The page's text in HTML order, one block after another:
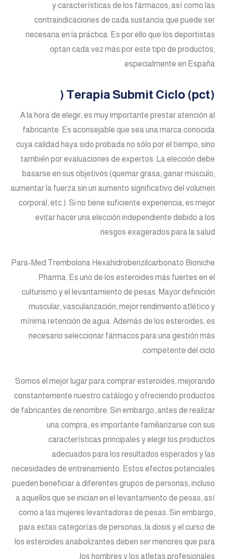
y características de los fármacos, así como las
contraindicaciones de cada sustancia que puede ser
necesaria en la práctica. Es por ello que los deportistas
optan cada vez más por este tipo de productos,
especialmente en España.
Terapia Submit Ciclo (pct) (
A la hora de elegir, es muy importante prestar atención al
fabricante. Es aconsejable que sea una marca conocida
cuya calidad haya sido probada no sólo por el tiempo, sino
también por evaluaciones de expertos. La elección debe
basarse en sus objetivos (quemar grasa, ganar músculo,
aumentar la fuerza sin un aumento significativo del volumen
corporal, etc.). Si no tiene suficiente experiencia, es mejor
evitar hacer una elección independiente debido a los
riesgos exagerados para la salud.
Para-Med Trembolona Hexahidrobenzilcarbonato Bioniche
Pharma. Es uno de los esteroides más fuertes en el
culturismo y el levantamiento de pesas. Mayor definición
muscular, vascularización, mejor rendimiento atlético y
mínima retención de agua. Además de los esteroides, es
necesario seleccionar fármacos para una gestión más
competente del ciclo.
Somos el mejor lugar para comprar esteroides, mejorando
constantemente nuestro catálogo y ofreciendo productos
de fabricantes de renombre. Sin embargo, antes de realizar
una compra, es importante familiarizarse con sus
características principales y elegir los productos
adecuados para los resultados esperados y las
necesidades de entrenamiento. Estos efectos potenciales
pueden beneficiar a diferentes grupos de personas, incluso
a aquellos que se inician en el levantamiento de pesas, así
como a las mujeres levantadoras de pesas. Sin embargo,
para estas categorías de personas, la dosis y el curso de
los esteroides anabolizantes deben ser menores que para
los hombres y los atletas profesionales.